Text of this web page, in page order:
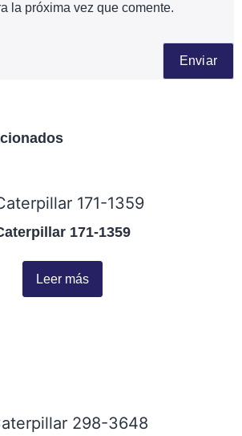
la próxima vez que comente.
171-1359
Leer más